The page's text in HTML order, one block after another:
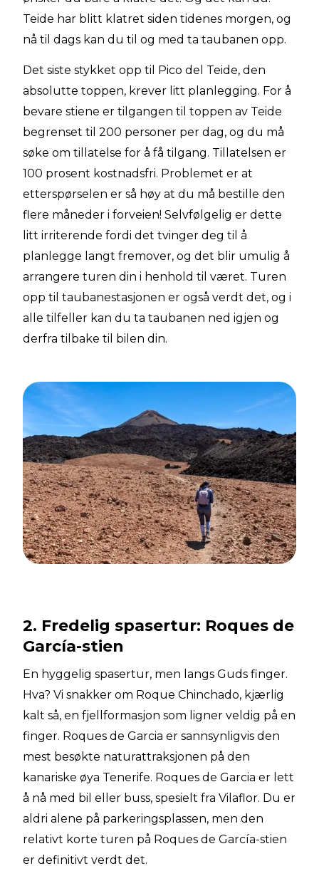
Teide har blitt klatret siden tidenes morgen, og
nå til dags kan du til og med ta taubanen opp.
Det siste stykket opp til Pico del Teide, den
absolutte toppen, krever litt planlegging. For å
bevare stiene er tilgangen til toppen av Teide
begrenset til 200 personer per dag, og du må
søke om tillatelse for å få tilgang. Tillatelsen er
100 prosent kostnadsfri. Problemet er at
etterspørselen er så høy at du må bestille den
flere måneder i forveien! Selvfølgelig er dette
litt irriterende fordi det tvinger deg til å
planlegge langt fremover, og det blir umulig å
arrangere turen din i henhold til været. Turen
opp til taubanestasjonen er også verdt det, og i
alle tilfeller kan du ta taubanen ned igjen og
derfra tilbake til bilen din.
2. Fredelig spasertur: Roques de
García-stien
En hyggelig spasertur, men langs Guds finger.
Hva? Vi snakker om Roque Chinchado, kjærlig
kalt så, en fjellformasjon som ligner veldig på en
finger. Roques de Garcia er sannsynligvis den
mest besøkte naturattraksjonen på den
kanariske øya Tenerife. Roques de Garcia er lett
å nå med bil eller buss, spesielt fra Vilaflor. Du er
aldri alene på parkeringsplassen, men den
relativt korte turen på Roques de García-stien
er definitivt verdt det.